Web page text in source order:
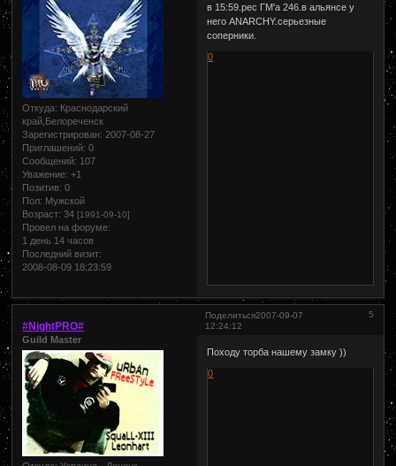
Откуда: Краснодарский
край,Белореченск
Зарегистрирован: 2007-08-27
Приглашений: 0
Сообщений: 107
Уважение: +1
Позитив: 0
Пол: Мужской
Возраст: 34[1991-09-10]
Провел на форуме:
1 день 14 часов
Последний визит:
2008-08-09 18:23:59
в 15:59.рес ГМ'а 246.в альянсе у
него ANARCHY.серьезные
соперники.
0
Поделиться 5
2007-09-07
12:24:12
#NightPRO#
Guild Master
Походу торба нашему замку ))
0